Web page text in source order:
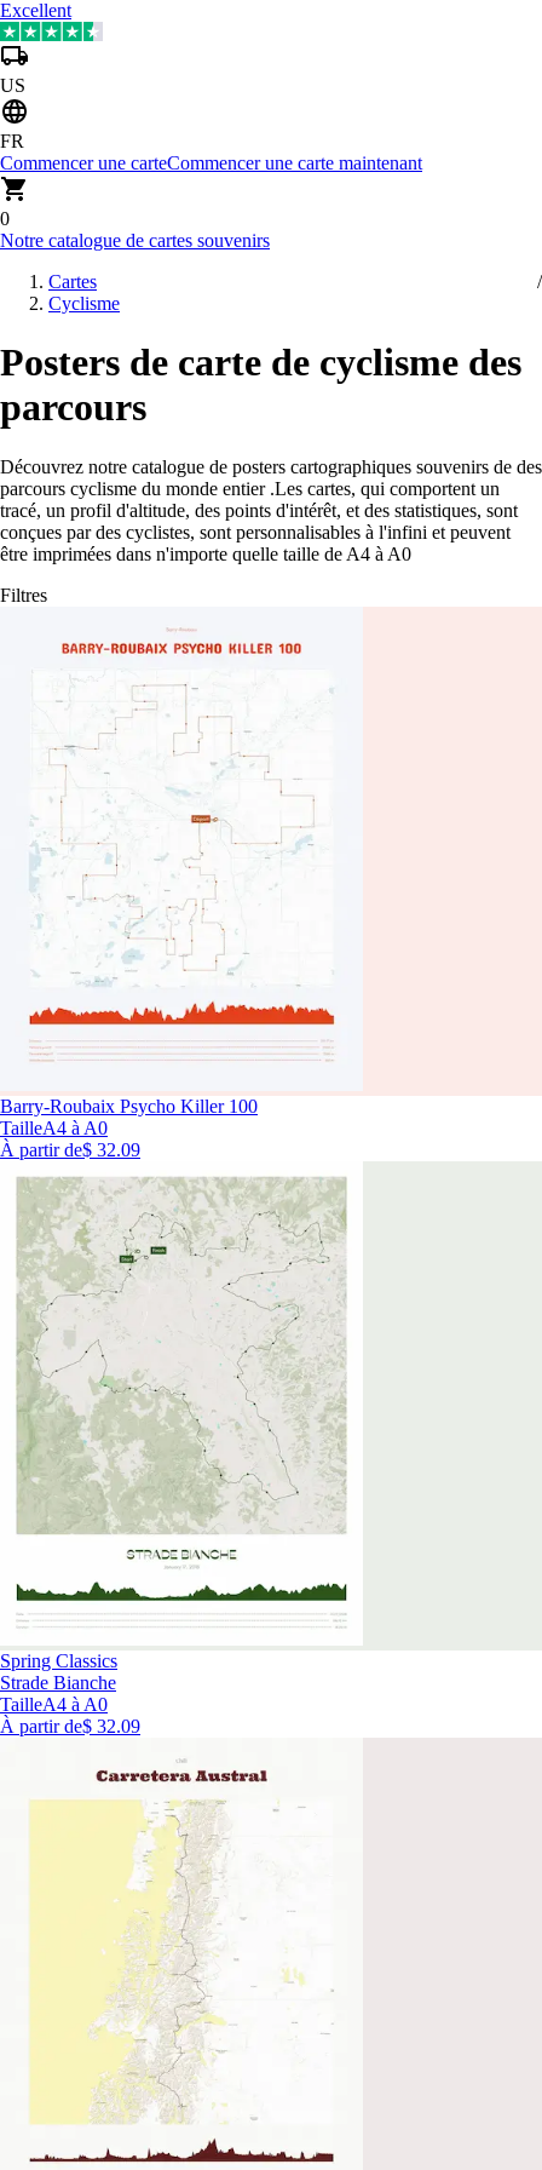
Excellent
US
FR
Commencer une carteCommencer une carte maintenant
0
Notre catalogue de cartes souvenirs
Cartes
Cyclisme
Posters de carte de cyclisme des
parcours
Découvrez notre catalogue de posters cartographiques souvenirs de des
parcours cyclisme du monde entier .Les cartes, qui comportent un
tracé, un profil d'altitude, des points d'intérêt, et des statistiques, sont
conçues par des cyclistes, sont personnalisables à l'infini et peuvent
être imprimées dans n'importe quelle taille de A4 à A0
Filtres
Barry-Roubaix Psycho Killer 100
TailleA4 à A0
À partir de$ 32.09
Spring Classics
Strade Bianche
TailleA4 à A0
À partir de$ 32.09